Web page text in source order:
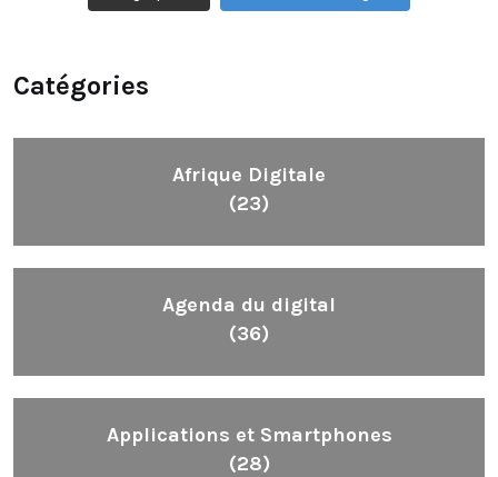
Catégories
Afrique Digitale
(23)
Agenda du digital
(36)
Applications et Smartphones
(28)